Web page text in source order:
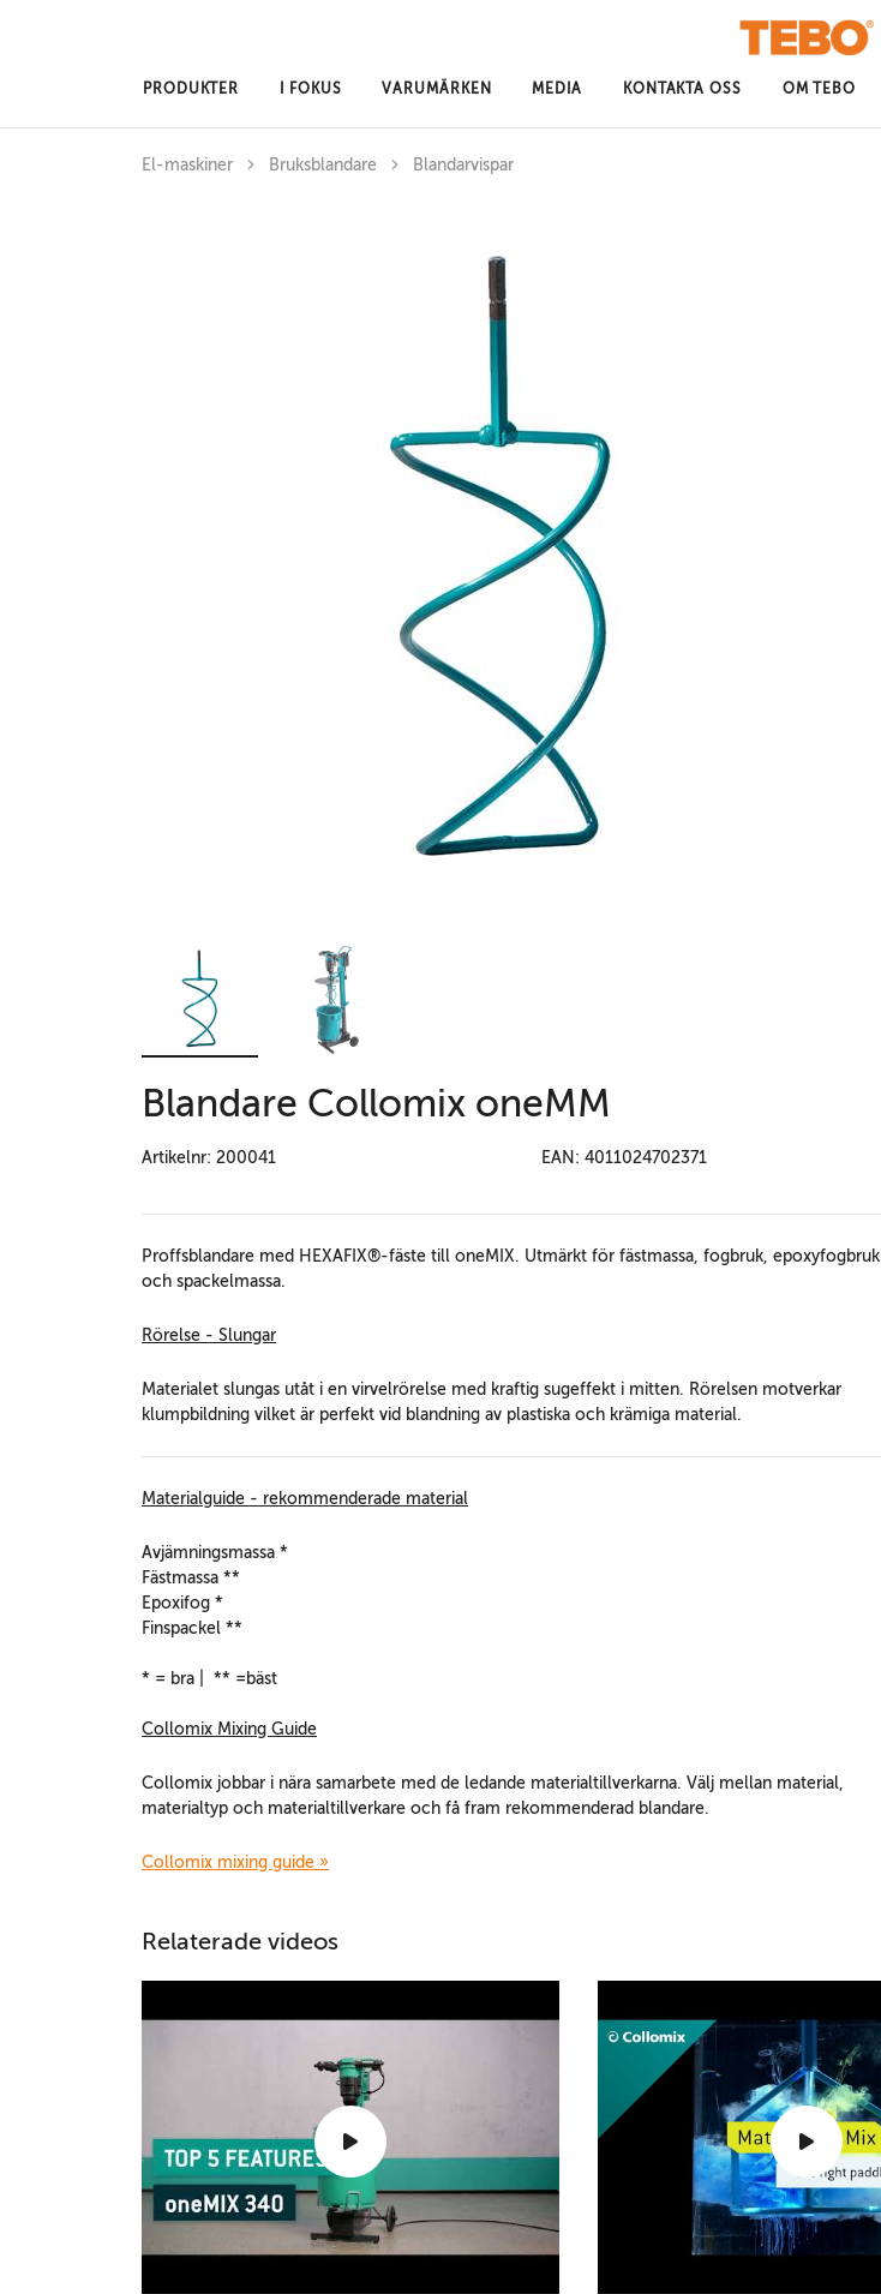
PRODUKTER I FOKUS VARUMÄRKEN MEDIA KONTAKTA OSS OM TEBO
El-maskiner Bruksblandare Blandarvispar
Blandare Collomix oneMM
Artikelnr: 200041 EAN: 4011024702371
Proffsblandare med HEXAFIX®-fäste till oneMIX. Utmärkt för fästmassa, fogbruk, epoxyfogbruk
och spackelmassa.
Rörelse - Slungar
Materialet slungas utåt i en virvelrörelse med kraftig sugeffekt i mitten. Rörelsen motverkar
klumpbildning vilket är perfekt vid blandning av plastiska och krämiga material.
Materialguide - rekommenderade material
Avjämningsmassa *
Fästmassa **
Epoxifog *
Finspackel **
* = bra | ** =bäst
Collomix Mixing Guide
Collomix jobbar i nära samarbete med de ledande materialtillverkarna. Välj mellan material,
materialtyp och materialtillverkare och få fram rekommenderad blandare.
Collomix mixing guide »
Relaterade videos